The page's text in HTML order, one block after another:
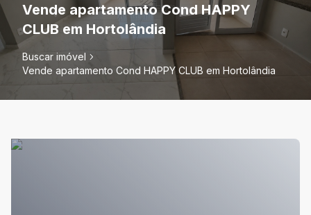
Vende apartamento Cond HAPPY
CLUB em Hortolândia
Buscar imóvel
Vende apartamento Cond HAPPY CLUB em Hortolândia